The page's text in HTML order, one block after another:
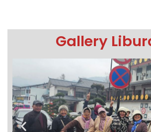
Gallery